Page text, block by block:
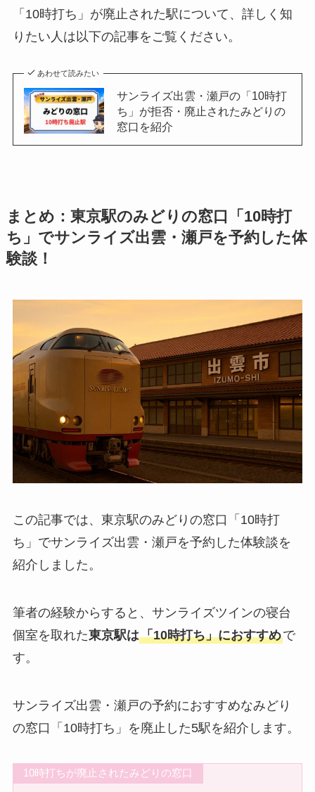
「10時打ち」が廃止された駅について、詳しく知
りたい人は以下の記事をご覧ください。
あわせて読みたい
サンライズ出雲・瀬戸の「10時打
ち」が拒否・廃止されたみどりの
窓口を紹介
まとめ：東京駅のみどりの窓口「10時打
ち」でサンライズ出雲・瀬戸を予約した体
験談！
この記事では、東京駅のみどりの窓口「10時打
ち」でサンライズ出雲・瀬戸を予約した体験談を
紹介しました。
筆者の経験からすると、サンライズツインの寝台
個室を取れた東京駅は「10時打ち」におすすめで
す。
サンライズ出雲・瀬戸の予約におすすめなみどり
の窓口「10時打ち」を廃止した5駅を紹介します。
10時打ちが廃止されたみどりの窓口